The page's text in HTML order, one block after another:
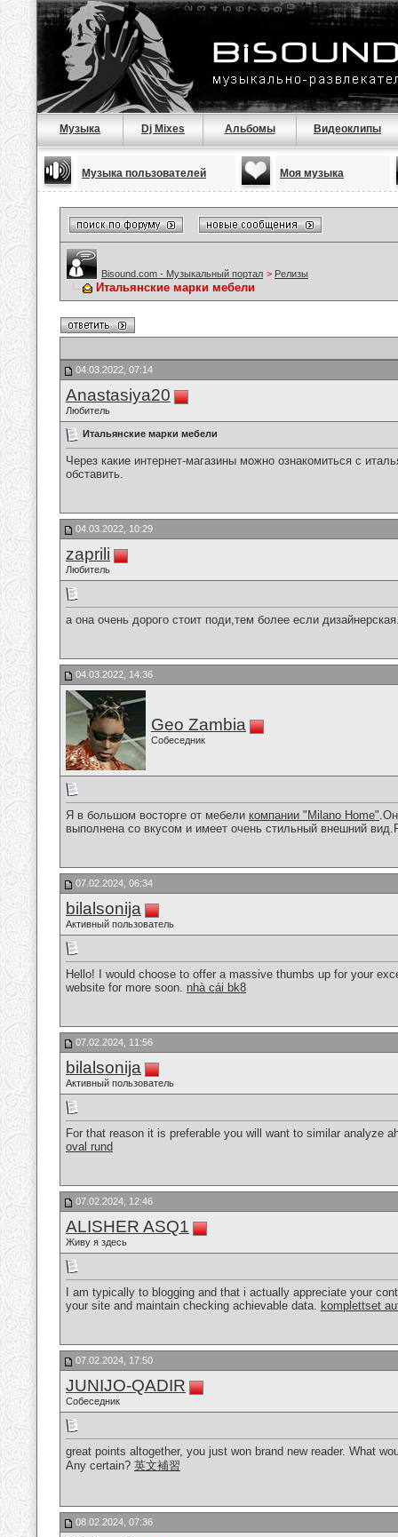
Музыка Dj Mixes Альбомы Видеоклипы
Музыка пользователей Моя музыка
Bisound.com - Музыкальный портал > Релизы
Итальянские марки мебели
04.03.2022, 07:14
Anastasiya20
Любитель
Итальянские марки мебели
Через какие интернет-магазины можно ознакомиться с
обставить.
04.03.2022, 10:29
zaprili
Любитель
а она очень дорого стоит поди,тем более если
04.03.2022, 14:36
Geo Zambia
Собеседник
Я в большом восторге от мебели компании "Milano Home"
выполнена со вкусом и имеет очень стильный внешний
07.02.2024, 06:34
bilalsonija
Активный пользователь
Hello! I would choose to offer a massive thumbs up for your
website for more soon. nhà cái bk8
07.02.2024, 11:56
bilalsonija
Активный пользователь
For that reason it is preferable you will want to similar analyze
oval rund
07.02.2024, 12:46
ALISHER ASQ1
Живу я здесь
I am typically to blogging and that i actually appreciate your
your site and maintain checking achievable data. komplettset
07.02.2024, 17:50
JUNIJO-QADIR
Собеседник
great points altogether, you just won brand new reader. What
Any certain? 英文補習
08.02.2024, 07:36